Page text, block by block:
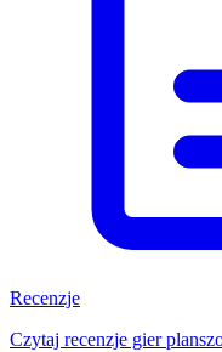
Recenzje
Czytaj recenzje gier